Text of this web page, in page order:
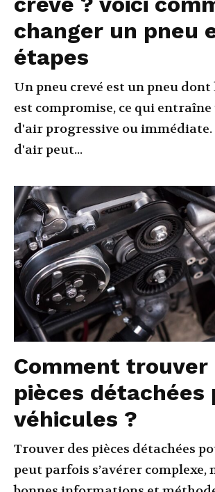
changer un pneu
étapes
Un pneu crevé est un pneu
est compromise, ce qui entraîne
d'air progressive ou immédiate.
d'air peut...
Comment trouver
pièces détachées
véhicules ?
Trouver des pièces détachées
peut parfois s’avérer complexe,